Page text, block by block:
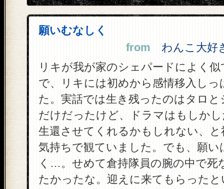
願いむなしく
from わんこ大好
リキが我が家のシェパードによく
で、リキには初めから感情移入しっ
た。実話では生き残ったのはタロと
だけだったけど、ドラマはもしか
生還させてくれるかもしれない、
気持ちで観ていました。でも、願い
く…。せめて倉持隊員の腕の中で死
たかったな。迎えに来てもらったと